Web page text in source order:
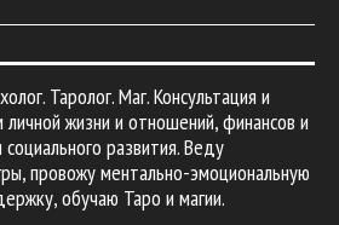
Таролог. Маг. Консультация и
жизни и отношений, финансов и
развития. Веду
провожу ментально-эмоциональную
обучаю Таро и магии.